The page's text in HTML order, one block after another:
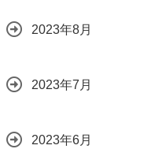
2023年8月
2023年7月
2023年6月